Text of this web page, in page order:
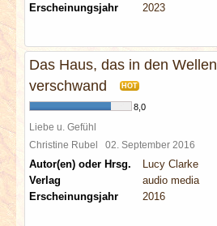
Erscheinungsjahr
2023
Das Haus, das in den Wellen
verschwand
HOT
8,0
Liebe u. Gefühl
Christine Rubel 02. September 2016
Autor(en) oder Hrsg.
Lucy Clarke
Verlag
audio media
Erscheinungsjahr
2016